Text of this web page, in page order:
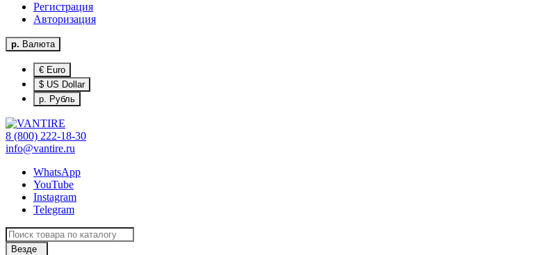
Регистрация
Авторизация
р. Валюта
€ Euro
$ US Dollar
р. Рубль
8 (800) 222-18-30
info@vantire.ru
WhatsApp
YouTube
Instagram
Telegram
Везде